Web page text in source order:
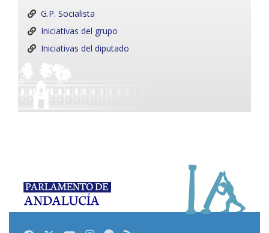
G.P. Socialista
Iniciativas del grupo
Iniciativas del diputado